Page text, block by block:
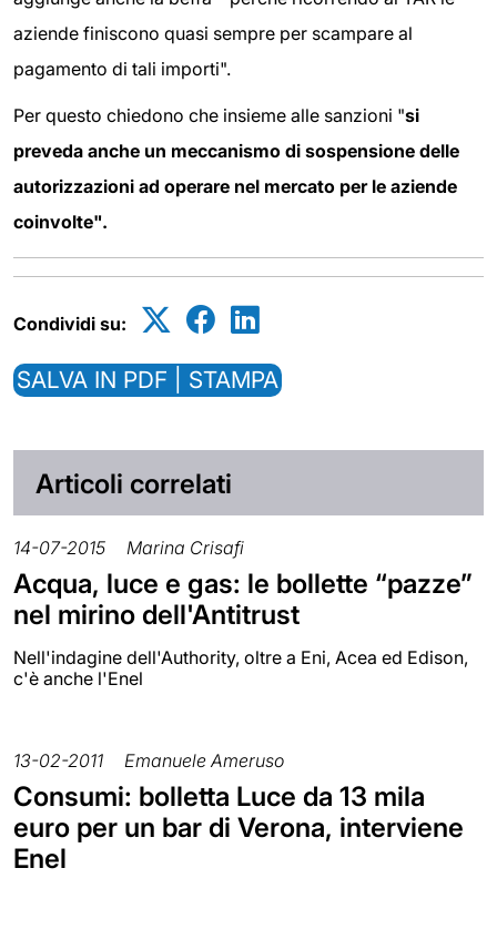
aziende finiscono quasi sempre per scampare al
pagamento di tali importi".
Per questo chiedono che insieme alle sanzioni "si
preveda anche un meccanismo di sospensione delle
autorizzazioni ad operare nel mercato per le aziende
coinvolte".
Condividi su:
SALVA IN PDF | STAMPA
Articoli correlati
14-07-2015 Marina Crisafi
Acqua, luce e gas: le bollette “pazze”
nel mirino dell'Antitrust
Nell'indagine dell'Authority, oltre a Eni, Acea ed Edison,
c'è anche l'Enel
13-02-2011 Emanuele Ameruso
Consumi: bolletta Luce da 13 mila
euro per un bar di Verona, interviene
Enel